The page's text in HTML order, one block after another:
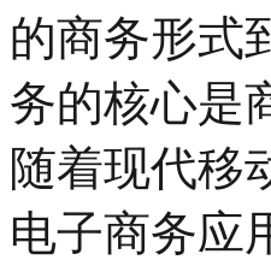
的商务形式
务的核心是
随着现代移
电子商务应